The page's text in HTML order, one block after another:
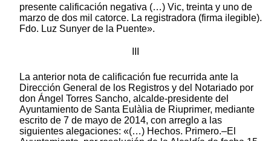
presente calificación negativa (…) Vic, treinta y uno de
marzo de dos mil catorce. La registradora (firma ilegible).
Fdo. Luz Sunyer de la Puente».
La anterior nota de calificación fue recurrida ante la Dirección General de los Registros y del Notariado por don Ángel Torres Sancho, alcalde-presidente del Ayuntamiento de Santa Eulàlia de Riuprimer, mediante escrito de 7 de mayo de 2014, con arreglo a las siguientes alegaciones: «(…) Hechos. Primero.–El Ayuntamiento, por resolución de la Alcaldía de fecha 15 de junio de 2005, adjudicó, por concurso público, la enajenación de dos parcelas en favor de la empresa Residencial Riuprimer, S.L., para que en el plazo de un año, a partir de la finalización de las obras de urbanización (11-3-2008) iniciara la construcción de once viviendas de protección pública y de un local, sobre el que el Ayuntamiento tendría un derecho preferente de compra para destinarlo a consultorio. Segundo.–Tras reiterados incumplimientos por parte del contratista, por Resolución de Alcaldía de fecha 19 de junio de 2012, el Ayuntamiento resolvió el contrato público de enajenación de las parcelas, por incumplimiento grave de las obligaciones contractuales del adjudicatario. Dichas causas de resolución contractual están previstas en el artículo III, letras g) y h), del texto refundido de la Ley de contratos de las Administraciones Públicas, aprobado por RDL 2/2000, de 16 de junio. Acordando asimismo, suspender la tramitación hasta que la Comisión Jurídica Asesora no emitiera el dictamen preceptivo. Tercero.–En fecha 25/10/2012 la Comisión Jurídica Asesora elaboró el Dictamen 344/12, por el que informa favorablemente la resolución del contrato de adjudicación de unas parcelas incluidas en la Unidad de Actuación 12, Plana del Riu, destinadas a la construcción de viviendas de protección oficial a favor de la empresa Residencial Riuprimer, S.L. Por resolución de Alcaldía, de fecha 11/13/2012, se acordó la resolución del contrato de enajenación de las parcelas 17 y 18 incluidas en la unidad de actuación (UA) 12, Plana del Río, destinadas a la construcción de viviendas de protección pública en el municipio de Santa Eulalia de Riuprimer. Contra dicha resolución se interpuso recurso de reposición por parte de la adjudicataria, el cual fue desestimado por la Resolución de Alcaldía de fecha 21/01/2013. Resolución que actualmente está recurrida ante el Juzgado contencioso administrativo núm. 9 de Barcelona, mediante el recurso ordinario 99/2013-A. Cuarto.–A través del escrito de contestación a la demanda, mediante otrosí primero se solicitó por parte del Ayuntamiento, que al amparo del artículo 42 de la Ley Hipotecaria, aprobada por Decreto de 8 de febrero de 1946, se llevara a cabo la anotación preventiva en el Registro de la Propiedad número 3 de Vic de la interposición del recurso contencioso-administrativo 99/2013 para que no se pudieran seguir transmitiendo las fincas adjudicadas. Quinto.–En fecha 06/02/2014 se dictó auto por parte del Juzgado contencioso núm. 9 de Barcelona, en el recurso contencioso administrativo 99/2013, por el que se denegó la medida cautelar solicitada por el Ayuntamiento mediante otrosí en el escrito de contestación a la demanda, de anotación preventiva en el Registro de la Propiedad número 3 de Vic de la interposición de dicho recurso contencioso para que no pudieran continuar transmitiéndose las fincas adjudicadas. La razón fundamental de dicha denegación era que la propia Administración podía pedir dicha anotación en vía administrativa. Sexto.–Una vez solicitada dicha anotación en el Registro de la Propiedad n.º 3 de Vic, en fecha 08/04/2014 nos han notificado la notificación núm. 58/2014 de la registradora del Registro de la Propiedad n.º 3 del distrito hipotecario de Vic, por la que se califica negativamente la petición del Ayuntamiento de anotación preventiva de la interposición del presente contencioso. Séptimo.–En la nota de calificación número 58/2014, objeto de recurso, se califica negativamente la inscripción solicitada por el Ayuntamiento por tres razones: 1) Que nos encontramos con un contrato de compraventa de parcelas, el cual, de acuerdo con la propia normativa contractual, es de naturaleza privada, en consecuencia se le aplica la normativa civil y la jurisdicción competente para resolverlo es asimismo la civil. 2) Que el escrito firmado por el Alcalde del Ayuntamiento de Sta. Eulalia de Riuprimer no es título suficiente para solicitar que se tome anotación preventiva de conformidad con el art. 3 L.H. máxime cuando el auto que se acompaña desestima la adopción de dicha medida y 3) La certificación administrativa que se acompaña no pretende adopción de medida cautelar alguna sino la resolución del contrato por culpa del adjudicatario con restitución de las parcelas a favor del Ayuntamiento. Por todo ello, se determina que no es posible resolver el contrato e inscribir las fincas, objeto de compra-venta, a favor del Ayuntamiento. Fundamentos de Derecho: I. Objeto de impugnación. Lo que se impugna mediante el presente es la nota de calificación número 58/2014 que califica negativamente la inscripción solicitada por este Ayuntamiento por considerarse que no es posible resolver el contrato e inscribir las fincas a favor del Ayuntamiento. Por entender que nos encontramos con un contrato de naturaleza civil y, en consecuencia, serle aplicable no solo la normativa civil sino la jurisdicción homónima para resolver los conflictos que se produzcan como consecuencia de dicha contrato. II. Naturaleza jurídica del contrato de enajenación de dos parcelas del patrimonio municipal del suelo para la construcción de viviendas de protección pública y régimen jurídico de aplicación. La nota de calificación objeto del presente recurso, aplica la normativa civil por considerar que nos encontramos ante un contrato de compraventa ordinario. Considera el que suscribe que dicha normativa no resulta aplicable al caso objeto de análisis porque, de acuerdo con la disposición transitoria primera, apartado 2), de la Ley 30/2007 de contratos del sector público, los contratos adjudicados con anterioridad a la entrada en vigor de dicha Ley, se regirán por la normativa anterior, en cuanto a sus efectos, cumplimiento y extinción, incluida su duración y régimen de prórrogas. En consecuencia, debemos acudir al Real Decreto Legislativo 2/2000, de 16 de junio, por el que se aprueba el texto refundido de la Ley de Contratos de las Administraciones Públicas (en adelante, TRLCAP). El artículo 5 del TRLCAP dispone, en su apartado 1.º Que los contratos que celebre la Administración tendrán carácter administrativo o carácter privado. En este sentido, establece la letra a) del apartado 2, que son contratos administrativos los que tienen por objeto directo, conjunta o separadamente, la ejecución de obras, la gestión de servicios públicos y la realización de suministros, los de concesión de obras públicas, los de consultoría y asistencia o de servicios, excepto los contratos comprendidos en la categoría 6 del artículo 206 referentes a contratos de seguros y bancarios y de inversiones y, de los comprendidos en la categoría 26 del mismo artículo, los contratos que tengan por objeto la creación e interpretación artística y literaria y los de espectáculos. Este mismo apartado, en su letra b), considera también como administrativos los contratos que tengan un objeto distinto a los anteriormente expresados, pero que tengan naturaleza administrativa especial para restar vinculados al giro o tráfico específico de la Administración contratante, para satisfacer de forma directa o inmediata una finalidad pública de la específica competencia de aquélla o porque así lo declare una ley. El apartado 3 del artículo 5 del TRLCAP, prevé que el resto de contratos que celebre la Administración, tendrán la consideración de contratos privados y, en particular, los contratos de compraventa, donación, permuta, arrendamiento y demás negocios jurídicos análogos sobre bienes inmuebles, propiedades incorpóreas y valores negociables, así como los contratos comprendidos en la categoría 6 del artículo 206 referente a contratos de seguros y bancarios y de inversiones y, de los comprendidos en la categoría 26 del mismo artículo, los contratos que tengan por objeto la creación e interpretación artística y literaria y los de espectáculos. También debemos valorar que, de acuerdo con el contenido del artículo 153 del Decreto Legislativo 1 /2005, de 26 de julio, por el que se aprueba el texto refundido de la Ley de Urbanismo (en adelante, TRLU), la Administración de la Generalitat y los Ayuntamientos constituyen los respectivos patrimonios de suelo y de vivienda. Y el patrimonio público de suelo y de vivienda viene constituido por los edificios y los suelos susceptibles de cumplir las finalidades a las que se destina, que son las siguientes: a) Prever, poner en marcha y desarrollar, técnica y económica, la expansión de las poblaciones y la mejora de la calidad de vida. b) Hacer efectivo el derecho de la ciudadanía a acceder a una vivienda digna y adecuada. c) Intervenir en el mercado inmobiliario para abaratar el precio del suelo urbanizado y facilitar la adquisición de sistemas urbanísticos. d) Formar reservas para proteger y tutelar el suelo no urbanizable. Este mismo precepto prevé que la administración y la disposición del patrimonio público de suelo y de vivienda, deben vincularse a la consecución de estos fines. En cuanto al patrimonio municipal de suelo y de vivienda, el artículo 157 del TRLU dispone que los bienes que lo integran, constituyen un patrimonio separado del resto de bienes municipales y que los ingresos obtenidos mediante su enajenación y gestión se han de destinar a conservarlo y ampliarlo. Por otra parte, el apartado 2 del artículo 156 del TRLU dispone que si los terrenos son de uso residencial, el producto obtenido de la enajenación del suelo que no tenga la calificación de vivienda protegida, se destinase obligatoriamente a la finalidad de hacer efectivo el derecho de la ciudadanía a acceder a una vivienda digna y adecuada mediante un régimen de protección pública. En con